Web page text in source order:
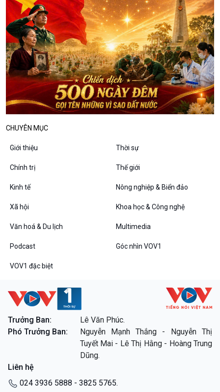
Đối thoại
Diễn đàn chủ nhật
Chuyện đêm
VOV1 đặc biệt
Chân dung cuộc sống
Các chương trình đặc biệt
CHUYÊN MỤC
Giới thiệu Thời sự
Chính trị Thế giới
Kinh tế Nông nghiệp & Biển đảo
Xã hội Khoa học & Công nghệ
Văn hoá & Du lịch Multimedia
Podcast Góc nhìn VOV1
VOV1 đặc biệt
Trưởng Ban:
Lê Văn Phúc.
Phó Trưởng Ban:
Nguyễn Mạnh Thắng - Nguyễn Thị
Tuyết Mai - Lê Thị Hằng - Hoàng Trung
Dũng.
Liên hệ
024 3936 5888 - 3825 5765.